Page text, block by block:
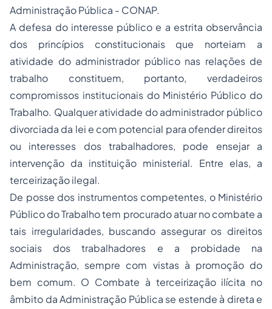
Administração Pública - CONAP.
A defesa do interesse público e a estrita observância
dos princípios constitucionais que norteiam a
atividade do administrador público nas relações de
trabalho constituem, portanto, verdadeiros
compromissos institucionais do Ministério Público do
Trabalho. Qualquer atividade do administrador público
divorciada da lei e com potencial para ofender direitos
ou interesses dos trabalhadores, pode ensejar a
intervenção da instituição ministerial. Entre elas, a
terceirização ilegal.
De posse dos instrumentos competentes, o Ministério
Público do Trabalho tem procurado atuar no combate a
tais irregularidades, buscando assegurar os direitos
sociais dos trabalhadores e a probidade na
Administração, sempre com vistas à promoção do
bem comum. O Combate à terceirização ilícita no
âmbito da Administração Pública se estende à direta e